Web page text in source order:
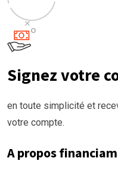
Signez votre
en toute simplicité et
votre compte.
A propos